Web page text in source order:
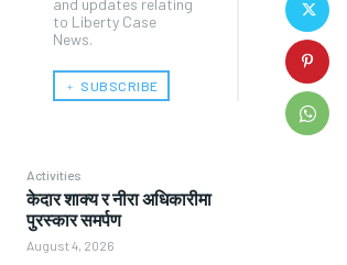
and updates relating
to Liberty Case
News.
﹢ SUBSCRIBE
Activities
केदार शाक्य र नीरा अधिकारीमा
पुरस्कार समर्पण
August 4, 2026